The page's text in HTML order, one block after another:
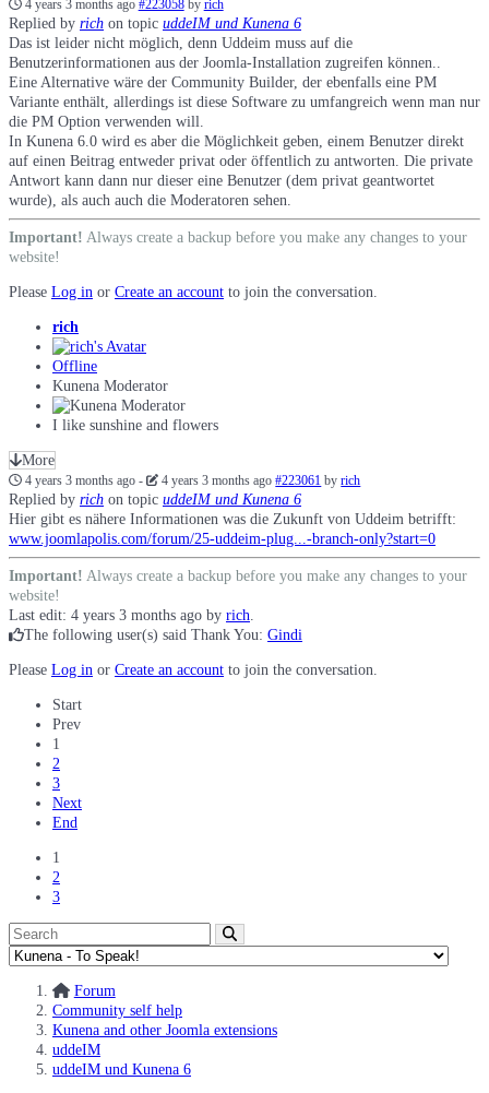
4 years 3 months ago #223058 by rich
Replied by rich on topic uddeIM und Kunena 6
Das ist leider nicht möglich, denn Uddeim muss auf die
Benutzerinformationen aus der Joomla-Installation zugreifen können..
Eine Alternative wäre der Community Builder, der ebenfalls eine PM
Variante enthält, allerdings ist diese Software zu umfangreich wenn man nur
die PM Option verwenden will.
In Kunena 6.0 wird es aber die Möglichkeit geben, einem Benutzer direkt
auf einen Beitrag entweder privat oder öffentlich zu antworten. Die private
Antwort kann dann nur dieser eine Benutzer (dem privat geantwortet
wurde), als auch auch die Moderatoren sehen.
Important! Always create a backup before you make any changes to your
website!
Please Log in or Create an account to join the conversation.
rich
Offline
Kunena Moderator
I like sunshine and flowers
More
4 years 3 months ago- 4 years 3 months ago #223061 byrich
Replied by rich on topic uddeIM und Kunena 6
Hier gibt es nähere Informationen was die Zukunft von Uddeim betrifft:
www.joomlapolis.com/forum/25-uddeim-plug...-branch-only?start=0
Important! Always create a backup before you make any changes to your
website!
Last edit: 4 years 3 months ago by rich.
The following user(s) said Thank You: Gindi
Please Log in or Create an account to join the conversation.
Start
Prev
1
2
3
Next
End
1
2
3
Forum
Community self help
Kunena and other Joomla extensions
uddeIM
uddeIM und Kunena 6